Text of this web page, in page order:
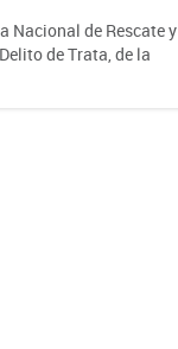
Nacional de Rescate y
de Trata, de la